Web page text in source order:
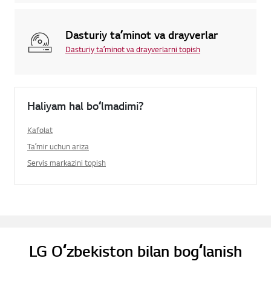
Dasturiy taʼminot va drayverlar
Dasturiy taʼminot va drayverlarni topish
Haliyam hal boʻlmadimi?
Kafolat
Taʼmir uchun ariza
Servis markazini topish
LG Oʻzbekiston bilan bogʻlanish